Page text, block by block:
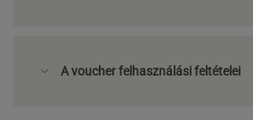
A voucher felhasználási feltételei